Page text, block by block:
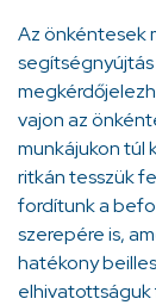
Az önkéntesek
vajon az
munkájukon
ritkán tesszük
fordítunk a
szerepére is,
hatékony
elhivatottságuk